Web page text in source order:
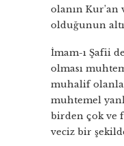
olanın
olduğunun
İmam-ı Şafii
olması
muhalif
muhtemel
birden çok ve
veciz bir